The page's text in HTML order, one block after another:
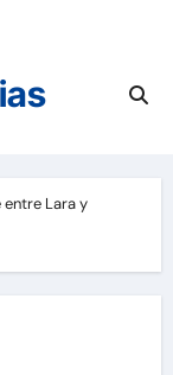
entre Lara y